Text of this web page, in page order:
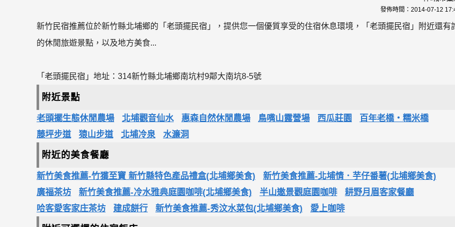
發佈時間： 2014-07-12
新竹民宿推薦位於新竹縣北埔鄉的「老頭擺民宿」，提供您一個優質享受的住宿休息環境，「老頭擺民宿」附近還有
的休閒旅遊景點，以及地方美食...
「老頭擺民宿」地址：314新竹縣北埔鄉南坑村9鄰大南坑8-5號
附近景點
老頭擺生態休閒農場 北埔觀音仙水 惠森自然休閒農場 鳥嘴山露營場 西瓜莊園
百年老橋‧糯米橋
藤坪步道
猿山步道 北埔冷泉 水濂洞
附近的美食餐廳
新竹美食推薦-竹獲至寶 新竹縣特色產品禮盒(北埔鄉美食)
新竹美食推薦-北埔情．芋仔番薯(北埔鄉美食)
廣福茶坊
新竹美食推薦-冷水雅典庭園咖啡(北埔鄉美食) 半山邀景觀庭園咖啡
耕野月眉客家餐廳
哈客愛客家庄茶坊
建成餅行 新竹美食推薦-秀汶水菜包(北埔鄉美食) 愛上咖啡